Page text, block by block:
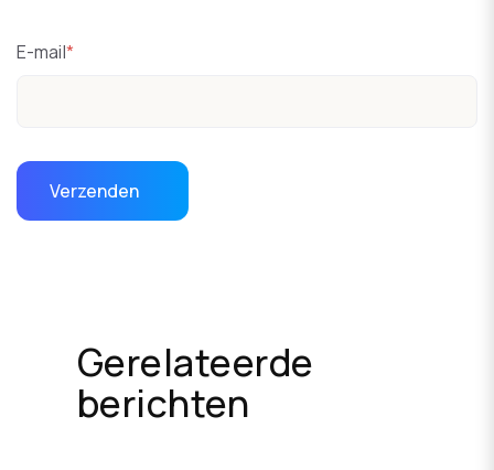
E-mail*
Gerelateerde
berichten